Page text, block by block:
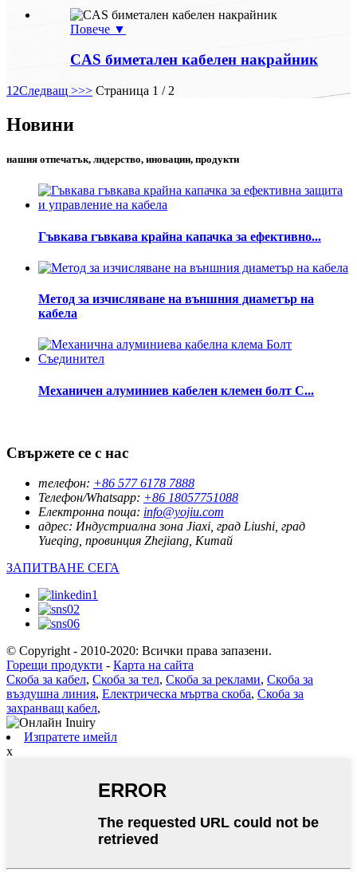
Повече ▼
CAS биметален кабелен накрайник
1 2Следващ >>> Страница 1 / 2
Новини
нашия отпечатък, лидерство, иновации, продукти
Гъвкава гъвкава крайна капачка за ефективно...
Метод за изчисляване на външния диаметър на
кабела
Механичен алуминиев кабелен клемен болт C...
Свържете се с нас
телефон: +86 577 6178 7888
Телефон/Whatsapp: +86 18057751088
Електронна поща: info@yojiu.com
адрес: Индустриална зона Jiaxi, град Liushi, град
Yueqing, провинция Zhejiang, Китай
ЗАПИТВАНЕ СЕГА
© Copyright - 2010-2020: Всички права запазени.
Горещи продукти - Карта на сайта
Скоба за кабел, Скоба за тел, Скоба за реклами, Скоба за
въздушна линия, Електрическа мъртва скоба, Скоба за
захранващ кабел,
Изпратете имейл
x